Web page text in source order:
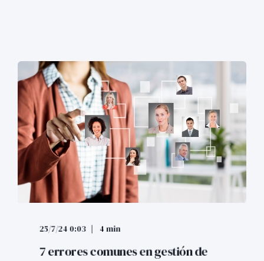
25/7/24 0:03 4 min
7 errores comunes en gestión de